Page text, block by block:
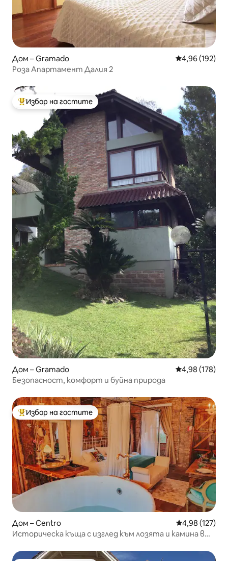
Дом – Gramado Средна
4,96 (192)
Роза Апартамент Далия 2
Най-популярен избор на гостите
Избор на гостите
Дом – Gramado Средна
4,98 (178)
Безопасност, комфорт и буйна природа
Най-популярен избор на гостите
Избор на гостите
Дом – Centro Средна
4,98 (127)
Историческа къща с изглед към лозята и камина в